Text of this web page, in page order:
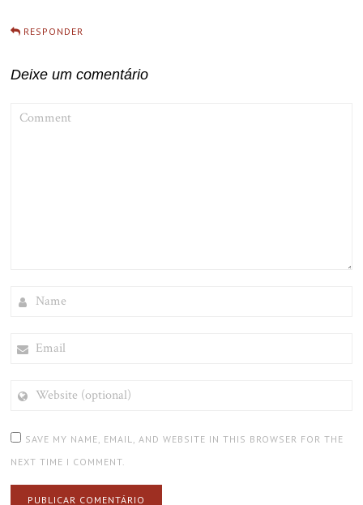
RESPONDER
Deixe um comentário
(OPTIONAL)
SAVE MY NAME, EMAIL, AND WEBSITE IN THIS BROWSER FOR THE
NEXT TIME I COMMENT.